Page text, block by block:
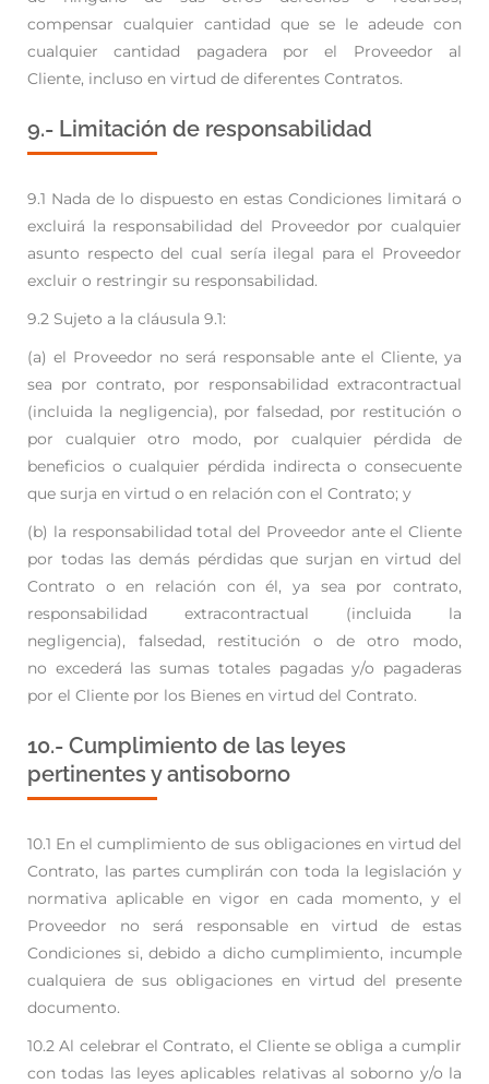
compensar cualquier cantidad que se le adeude con
cualquier cantidad pagadera por el Proveedor al
Cliente, incluso en virtud de diferentes Contratos.
9.- Limitación de responsabilidad
9.1 Nada de lo dispuesto en estas Condiciones limitará o
excluirá la responsabilidad del Proveedor por cualquier
asunto respecto del cual sería ilegal para el Proveedor
excluir o restringir su responsabilidad.
9.2 Sujeto a la cláusula 9.1:
(a) el Proveedor no será responsable ante el Cliente, ya
sea por contrato, por responsabilidad extracontractual
(incluida la negligencia), por falsedad, por restitución o
por cualquierotro modo, por cualquier pérdida de
beneficios o cualquier pérdida indirecta o consecuente
que surja en virtud o en relación con el Contrato; y
(b) la responsabilidad total del Proveedor ante el Cliente
por todas las demás pérdidas que surjan en virtud del
Contrato o en relación con él, ya sea por contrato,
responsabilidad extracontractual (incluida la
negligencia), falsedad, restitución o de otro modo,
no excederá las sumas totales pagadas y/o pagaderas
por el Cliente por los Bienes en virtud del Contrato.
10.- Cumplimiento de las leyes
pertinentes y antisoborno
10.1 En el cumplimiento de sus obligaciones en virtud del
Contrato, las partes cumplirán con toda la legislación y
normativa aplicable en vigor en cada momento, y el
Proveedor no será responsableen virtud de estas
Condiciones si, debido a dicho cumplimiento, incumple
cualquiera de sus obligaciones en virtud del presente
documento.
10.2 Al celebrar el Contrato, el Cliente se obliga a cumplir
con todas las leyes aplicables relativas alsoborno y/o la